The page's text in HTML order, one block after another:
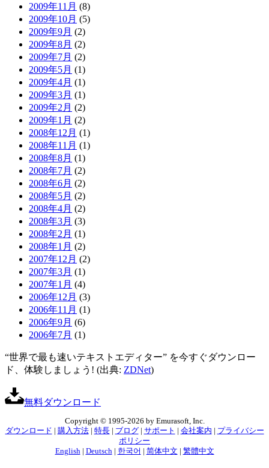
2009年11月 (8)
2009年10月 (5)
2009年9月 (2)
2009年8月 (2)
2009年7月 (2)
2009年5月 (1)
2009年4月 (1)
2009年3月 (1)
2009年2月 (2)
2009年1月 (2)
2008年12月 (1)
2008年11月 (1)
2008年8月 (1)
2008年7月 (2)
2008年6月 (2)
2008年5月 (2)
2008年4月 (2)
2008年3月 (3)
2008年2月 (1)
2008年1月 (2)
2007年12月 (2)
2007年3月 (1)
2007年1月 (4)
2006年12月 (3)
2006年11月 (1)
2006年9月 (6)
2006年7月 (1)
“世界で最も速いテキストエディター” を今すぐダウンロー
ド、体験しましょう! (出典: ZDNet)
無料ダウンロード
Copyright © 1995-2026 by Emurasoft, Inc.
ダウンロード | 購入方法| 特長| ブログ| サポート | 会社案内 | プライバシー
ポリシー
English| Deutsch| 한국어 | 简体中文 | 繁體中文